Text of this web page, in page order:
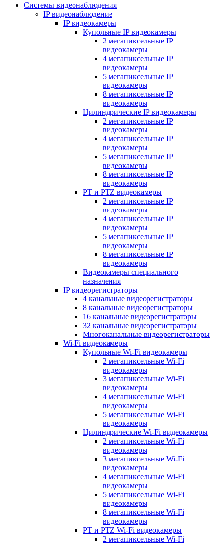
Системы видеонаблюдения
IP видеонаблюдение
IP видеокамеры
Купольные IP видеокамеры
2 мегапиксельные IP
видеокамеры
4 мегапиксельные IP
видеокамеры
5 мегапиксельные IP
видеокамеры
8 мегапиксельные IP
видеокамеры
Цилиндрические IP видеокамеры
2 мегапиксельные IP
видеокамеры
4 мегапиксельные IP
видеокамеры
5 мегапиксельные IP
видеокамеры
8 мегапиксельные IP
видеокамеры
PT и PTZ видеокамеры
2 мегапиксельные IP
видеокамеры
4 мегапиксельные IP
видеокамеры
5 мегапиксельные IP
видеокамеры
8 мегапиксельные IP
видеокамеры
Видеокамеры специального
назначения
IP видеорегистраторы
4 канальные видеорегистраторы
8 канальные видеорегистраторы
16 канальные видеорегистраторы
32 канальные видеорегистраторы
Многоканальные видеорегистраторы
Wi-Fi видеокамеры
Купольные Wi-Fi видеокамеры
2 мегапиксельные Wi-Fi
видеокамеры
3 мегапиксельные Wi-Fi
видеокамеры
4 мегапиксельные Wi-Fi
видеокамеры
5 мегапиксельные Wi-Fi
видеокамеры
Цилиндрические Wi-Fi видеокамеры
2 мегапиксельные Wi-Fi
видеокамеры
3 мегапиксельные Wi-Fi
видеокамеры
4 мегапиксельные Wi-Fi
видеокамеры
5 мегапиксельные Wi-Fi
видеокамеры
8 мегапиксельные Wi-Fi
видеокамеры
PT и PTZ Wi-Fi видеокамеры
2 мегапиксельные Wi-Fi